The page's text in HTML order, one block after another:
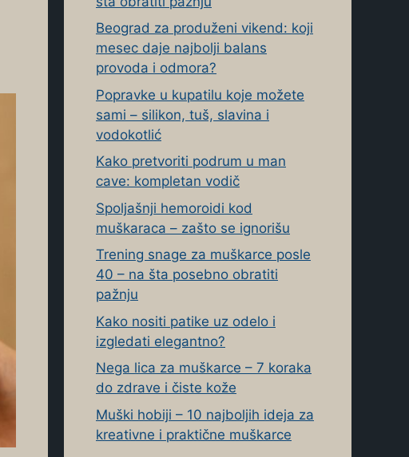
Beograd za produženi vikend: koji
mesec daje najbolji balans
provoda i odmora?
Popravke u kupatilu koje možete
sami – silikon, tuš, slavina i
vodokotlić
Kako pretvoriti podrum u man
cave: kompletan vodič
Spoljašnji hemoroidi kod
muškaraca – zašto se ignorišu
Trening snage za muškarce posle
40 – na šta posebno obratiti
pažnju
Kako nositi patike uz odelo i
izgledati elegantno?
Nega lica za muškarce – 7 koraka
do zdrave i čiste kože
Muški hobiji – 10 najboljih ideja za
kreativne i praktične muškarce